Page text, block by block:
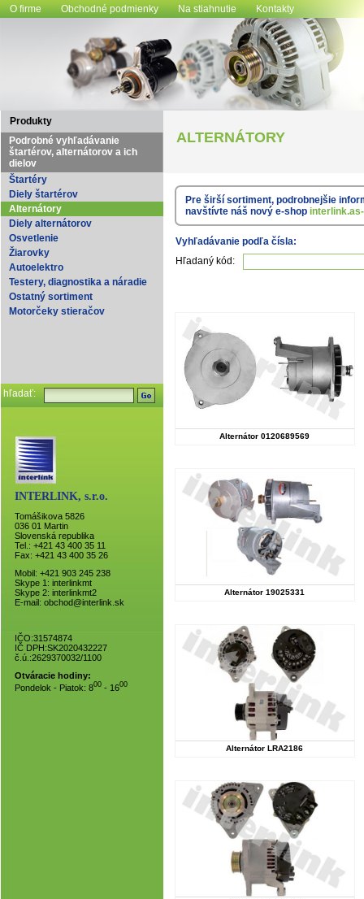
O firme Obchodné podmienky Na stiahnutie Kontakty
ALTERNÁTORY
Pre širší sortiment, podrobnejšie
navštívte náš nový e-shop
Vyhľadávanie podľa čísla:
Hľadaný kód:
Alternátor 0120689569
Alternátor 19025331
Alternátor LRA2186
Produkty
Podrobné vyhľadávanie
štartérov, alternátorov a ich
dielov
Štartéry
Diely štartérov
Alternátory
Diely alternátorov
Osvetlenie
Žiarovky
Autoelektro
Testery, diagnostika a náradie
Ostatný sortiment
Motorčeky stieračov
hľadať:
INTERLINK, s.r.o.
Tomášikova 5826
036 01 Martin
Slovenská republika
Tel.: +421 43 400 35 11
Fax: +421 43 400 35 26
Mobil: +421 903 245 238
Skype 1: interlinkmt
Skype 2: interlinkmt2
E-mail: obchod@interlink.sk
IČO:31574874
IČ DPH:SK2020432227
č.ú.:2629370032/1100
Otváracie hodiny:
Pondelok - Piatok: 800 - 1600